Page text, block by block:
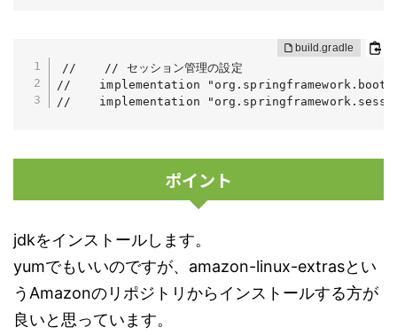
//    // セッション管理の設定
//    implementation
//    implementation
ポイント
jdkをインストールします。
yumでもいいのですが、amazon-linux-extrasとい
うAmazonのリポジトリからインストールする方が
良いと思っています。